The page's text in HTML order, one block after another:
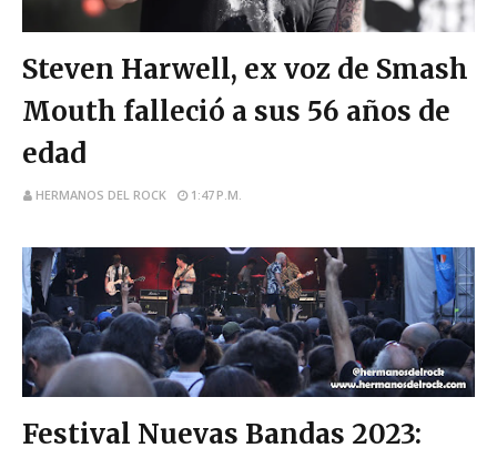
Steven Harwell, ex voz de Smash
Mouth falleció a sus 56 años de
edad
HERMANOS DEL ROCK 1:47 P.M.
Festival Nuevas Bandas 2023: